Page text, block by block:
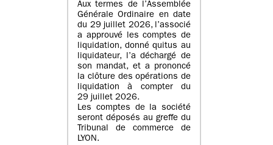
Aux termes de l’Assemblée
Générale Ordinaire en date
du 29 juillet 2026, l’associé
a approuvé les comptes de
liquidation, donné quitus au
liquidateur, l’a déchargé de
son mandat, et a prononcé
la clôture des opérations de
liquidation à compter du
29 juillet 2026.
Les comptes de la société
seront déposés au greffe du
Tribunal de commerce de
LYON.